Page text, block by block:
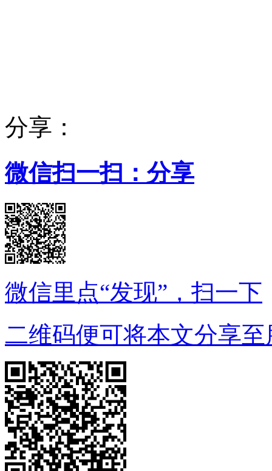
分享：
微信扫一扫：分享
微信里点“发现”，扫一下
二维码便可将本文分享